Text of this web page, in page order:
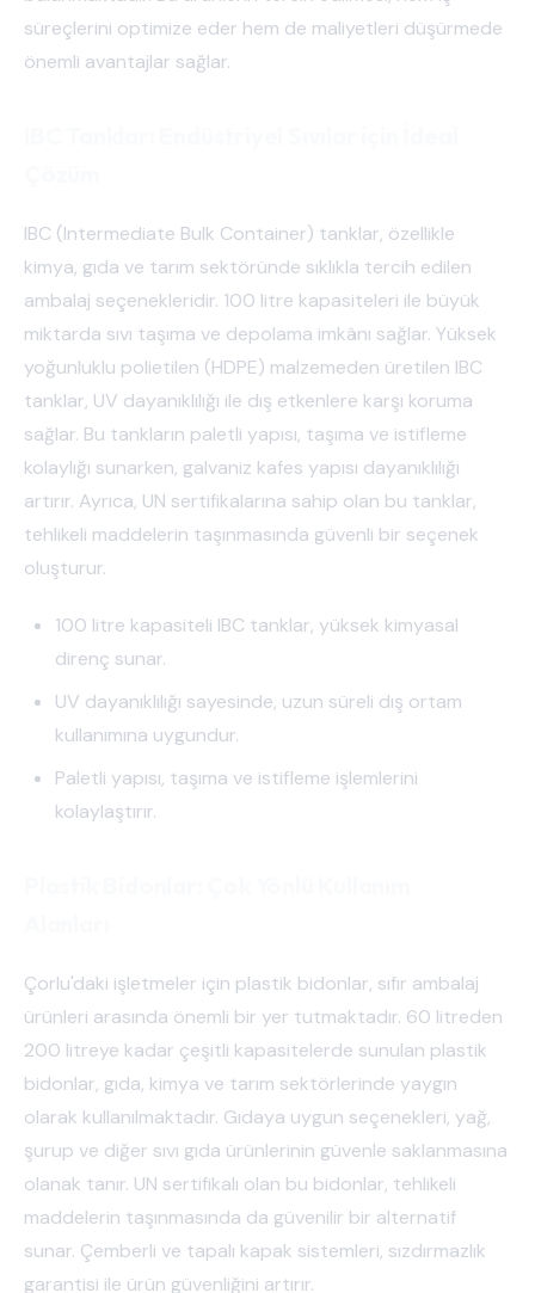
süreçlerini optimize eder hem de maliyetleri düşürmede
önemli avantajlar sağlar.
IBC (Intermediate Bulk Container) tanklar, özellikle
kimya, gıda ve tarım sektöründe sıklıkla tercih edilen
ambalaj seçenekleridir. 100 litre kapasiteleri ile büyük
miktarda sıvı taşıma ve depolama imkânı sağlar. Yüksek
yoğunluklu polietilen (HDPE) malzemeden üretilen IBC
tanklar, UV dayanıklılığı ile dış etkenlere karşı koruma
sağlar. Bu tankların paletli yapısı, taşıma ve istifleme
kolaylığı sunarken, galvaniz kafes yapısı dayanıklılığı
artırır. Ayrıca, UN sertifikalarına sahip olan bu tanklar,
tehlikeli maddelerin taşınmasında güvenli bir seçenek
oluşturur.
100 litre kapasiteli IBC tanklar, yüksek kimyasal
direnç sunar.
UV dayanıklılığı sayesinde, uzun süreli dış ortam
kullanımına uygundur.
Paletli yapısı, taşıma ve istifleme işlemlerini
kolaylaştırır.
Çorlu'daki işletmeler için plastik bidonlar, sıfır ambalaj
ürünleri arasında önemli bir yer tutmaktadır. 60 litreden
200 litreye kadar çeşitli kapasitelerde sunulan plastik
bidonlar, gıda, kimya ve tarım sektörlerinde yaygın
olarak kullanılmaktadır. Gıdaya uygun seçenekleri, yağ,
şurup ve diğer sıvı gıda ürünlerinin güvenle saklanmasına
olanak tanır. UN sertifikalı olan bu bidonlar, tehlikeli
maddelerin taşınmasında da güvenilir bir alternatif
sunar. Çemberli ve tapalı kapak sistemleri, sızdırmazlık
garantisi ile ürün güvenliğini artırır.